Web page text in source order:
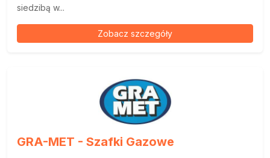
siedzibą w...
Zobacz szczegóły
GRA-MET - Szafki Gazowe